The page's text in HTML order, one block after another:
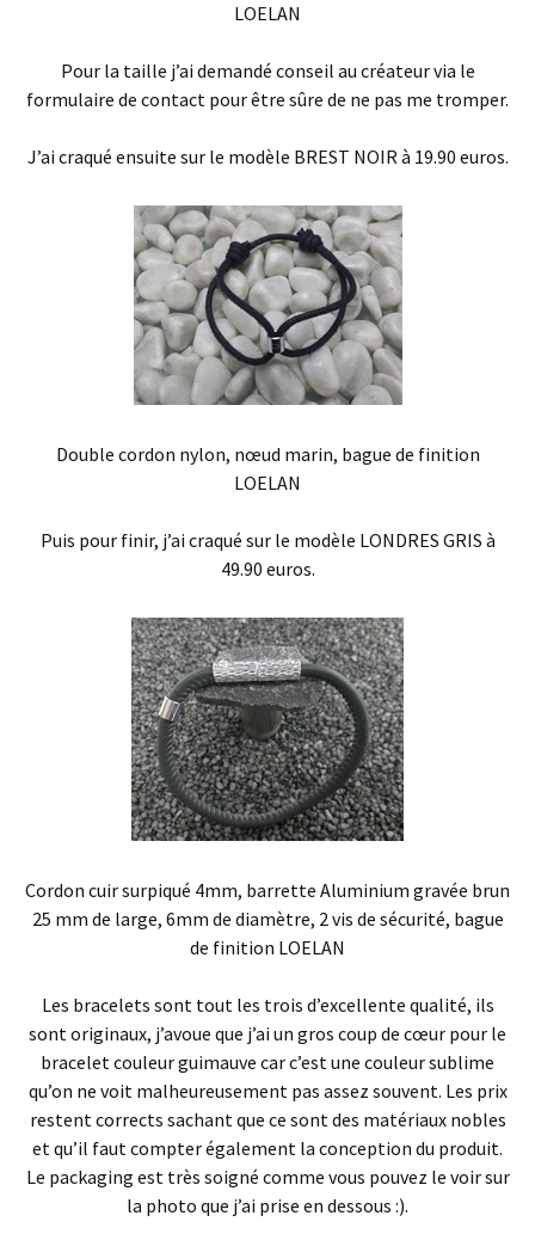
LOELAN
Pour la taille j’ai demandé conseil au créateur via le
formulaire de contact pour être sûre de ne pas me tromper.
J’ai craqué ensuite sur le modèle BREST NOIR à 19.90 euros.
Double cordon nylon, nœud marin, bague de finition
LOELAN
Puis pour finir, j’ai craqué sur le modèle LONDRES GRIS à
49.90 euros.
Cordon cuir surpiqué 4mm, barrette Aluminium gravée brun
25 mm de large, 6mm de diamètre, 2 vis de sécurité, bague
de finition LOELAN
Les bracelets sont tout les trois d’excellente qualité, ils
sont originaux, j’avoue que j’ai un gros coup de cœur pour le
bracelet couleur guimauve car c’est une couleur sublime
qu’on ne voit malheureusement pas assez souvent. Les prix
restent corrects sachant que ce sont des matériaux nobles
et qu’il faut compter également la conception du produit.
Le packaging est très soigné comme vous pouvez le voir sur
la photo que j’ai prise en dessous :).